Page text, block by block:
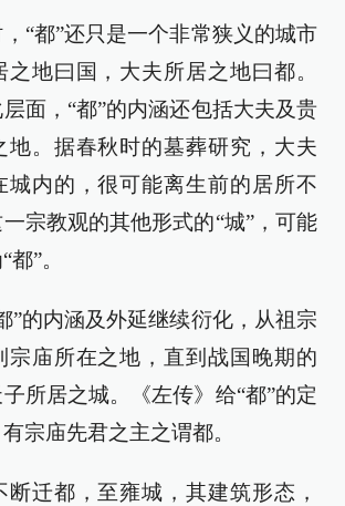
“都”还只是一个非常狭义的城市
地曰国，大夫所居之地曰都。
面，“都”的内涵还包括大夫及贵
地。据春秋时的墓葬研究，大夫
城内的，很可能离生前的居所不
宗教观的其他形式的“城”，可能
”。
”的内涵及外延继续衍化，从祖宗
宗庙所在之地，直到战国晚期的
所居之城。《左传》给“都”的定
宗庙先君之主之谓都。
断迁都，至雍城，其建筑形态，